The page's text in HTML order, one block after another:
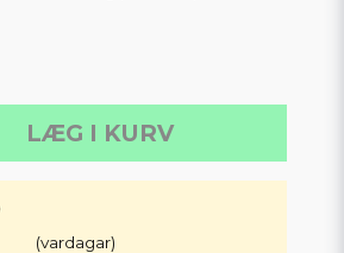
LÆG I KURV
(vardagar)